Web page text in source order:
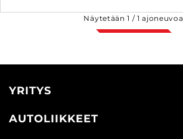
Näytetään1 /1 ajoneuvoa
YRITYS
AUTOLIIKKEET